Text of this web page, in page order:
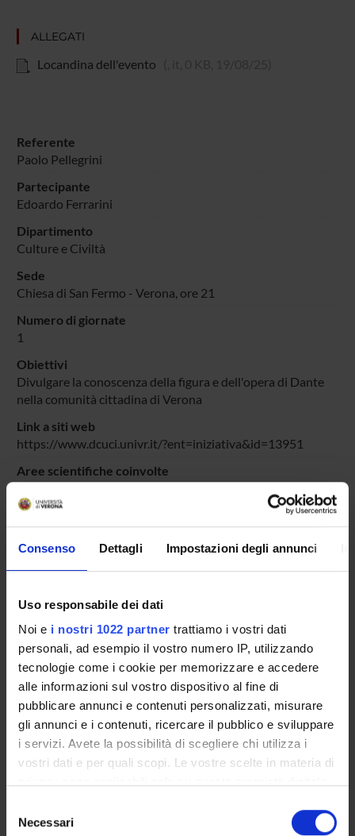
Consenso Dettagli Impostazioni degli annunci
Uso responsabile dei dati
Noi e i nostri 1022 partner trattiamo i vostri dati
personali, ad esempio il vostro numero IP, utilizzando
tecnologie come i cookie per memorizzare e accedere
alle informazioni sul vostro dispositivo al fine di
pubblicare annunci e contenuti personalizzati, misurare
gli annunci e i contenuti, ricercare il pubblico e sviluppare
i servizi. Avete la possibilità di scegliere chi utilizza i
vostri dati e per quali scopi. Le vostre scelte in materia di
modificare o revocare il proprio consenso in qualsiasi
delNecessari
ALLEGATI
Locandina dell'evento
Referente
Paolo Pellegrini
Partecipante
Edoardo Ferrarini
Dipartimento
Culture e Civiltà
Sede
Chiesa di San Fermo - Verona, ore 21
Numero di giornate
1
Obiettivi
Divulgare la conoscenza della figura e dell'opera di Dante
nella comunità cittadina di Verona
Link a siti web
https://www.dcuci.univr.it/?ent=iniziativa&id=13951
Aree scientifiche coinvolte
storico-artistiche
Organizzazione di concerti, spettacoli teatrali, rassegne
cinematografiche, eventi sportivi, mostre, esposizioni e altri
Organizzazione di concerti, spettacoli teatrali, rassegne
eventi di pubblica utilità aperti alla comunità
Sustainable Development Goals - SDGs
Questa iniziativa contribuisce al perseguimento degli
Obiettivi di Sviluppo Sostenibile dell'Agenda 2030
dell'ONU .
Maggiori informazioni suwww.univr.it/sostenibilita